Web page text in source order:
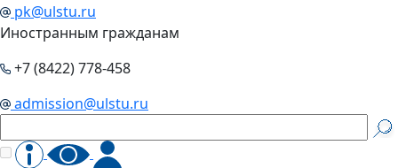
pk@ulstu.ru
Иностранным гражданам
+7 (8422) 778-458
admission@ulstu.ru